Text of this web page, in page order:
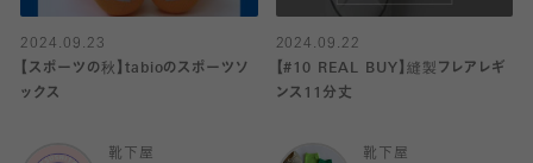
2024.09.23
【スポーツの秋】tabioのスポーツソ
ックス
靴下屋
2024.09.22
【#10 REAL BUY】縫製フレアレギ
ンス11分丈
靴下屋